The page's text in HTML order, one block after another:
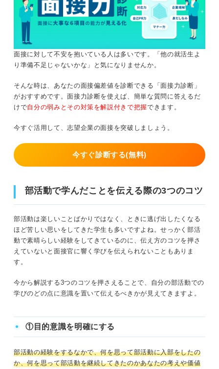
面接に対して不安を抱いている人は多いです。「他の就活生よ
り準備不足じゃないかな」と気になりませんか。
そんな時は、あなたの面接偏差値を診断できる「面接力診断」
がおすすめです。面接力診断を使えば、簡単な質問に答えるだ
けで自分の弱みとその対策を解説付きで把握できます。
今すぐ活用して、志望企業の面接を突破しましょう。
今すぐ診断する(無料)
部活動で学んだことを伝える際の3つのコツ
部活動は楽しいことばかりではなく、ときに逃げ出したくなる
ほど苦しい思いをしてきた学生も多いですよね。せっかく部活
動で素晴らしい経験をしてきているのに、伝え方のコツを押さ
えていないと面接官に響く学びを伝えられないこともありま
す。
今から解説する3つのコツを押さえることで、自分の部活動での
学びのどの点に意識を置いて伝えるべきかが見えてきますよ。
①目的意識を明確にする
部活動の経験をするなかで、何を思って部活動に入部をしたの
か、何を思って部活動を継続してきたのかあなたの考えや価値